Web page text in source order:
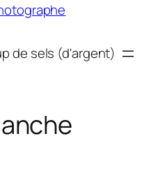
de sels (d'argent)